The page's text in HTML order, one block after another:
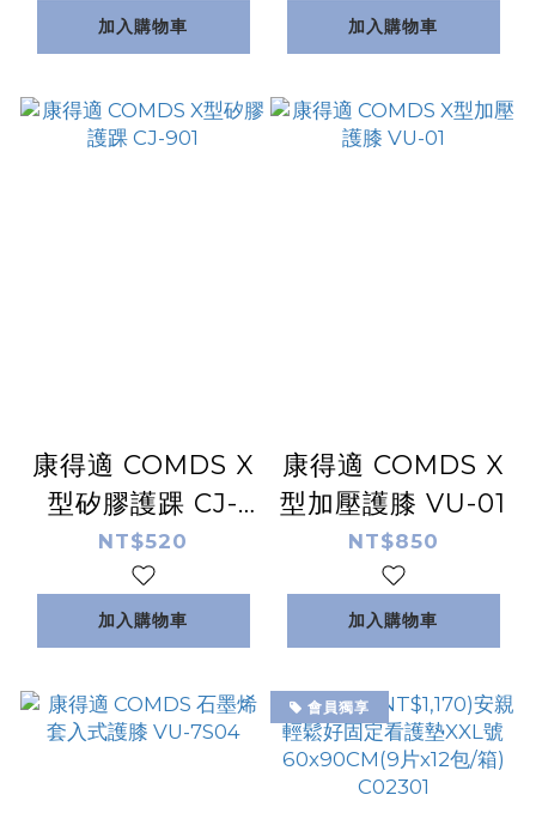
加入購物車 加入購物車
康得適 COMDS X
型矽膠護踝 CJ-
901
NT$520
加入購物車
康得適 COMDS X
型加壓護膝 VU-01
NT$850
加入購物車
會員獨享